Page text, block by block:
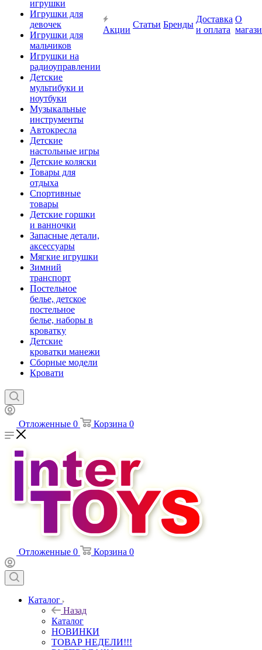
игрушки
Игрушки для
девочек
Игрушки для
мальчиков
Игрушки на
радиоуправлении
Детские
мультибуки и
ноутбуки
Музыкальные
инструменты
Автокресла
Детские
настольные игры
Детские коляски
Товары для
отдыха
Спортивные
товары
Детские горшки
и ванночки
Запасные детали,
аксессуары
Мягкие игрушки
Зимний
транспорт
Постельное
белье, детское
постельное
белье, наборы в
кроватку
Детские
кроватки манежи
Сборные модели
Кровати
Акции
Статьи Бренды
Доставка
и оплата
О
Отложенные 0 Корзина 0
Отложенные 0 Корзина 0
Каталог
Назад
Каталог
НОВИНКИ
ТОВАР НЕДЕЛИ!!!